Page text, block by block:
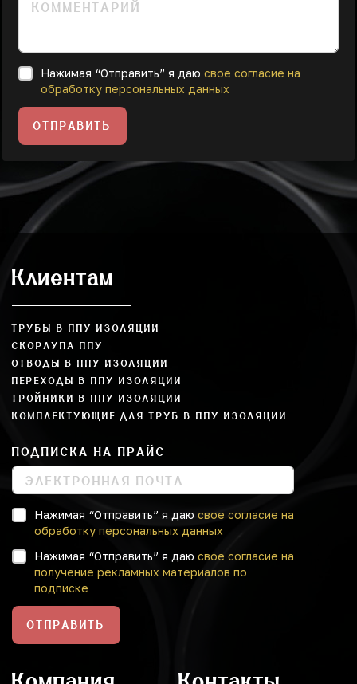
Нажимая “Отправить” я даю свое согласие на
обработку персональных данных
ОТПРАВИТЬ
Клиентам
ТРУБЫ В ППУ ИЗОЛЯЦИИ
СКОРЛУПА ППУ
ОТВОДЫ В ППУ ИЗОЛЯЦИИ
ПЕРЕХОДЫ В ППУ ИЗОЛЯЦИИ
ТРОЙНИКИ В ППУ ИЗОЛЯЦИИ
КОМПЛЕКТУЮЩИЕ ДЛЯ ТРУБ В ППУ ИЗОЛЯЦИИ
ПОДПИСКА НА ПРАЙС
Нажимая “Отправить” я даю свое согласие на
обработку персональных данных
Нажимая “Отправить” я даю свое согласие на
получение рекламных материалов по
подписке
ОТПРАВИТЬ